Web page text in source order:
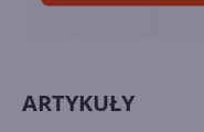
ARTYKUŁY